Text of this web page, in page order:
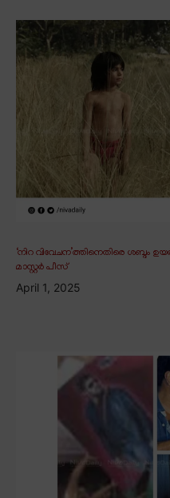
‘നിറ വിവേചന’ത്തിനെതിരെ ശബ്ദം
മാസ്റ്റർ പീസ്
April 1, 2025